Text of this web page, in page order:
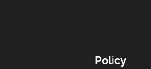
Policy